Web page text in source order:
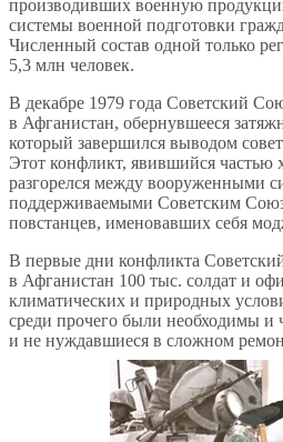
производивших военную
системы военной подготовки
Численный состав одной только
5,3 млн человек.
В декабре 1979 года Советский
в Афганистан, обернувшееся
который завершился выводом
Этот конфликт, явившийся частью
разгорелся между вооруженными
поддерживаемыми Советским
повстанцев, именовавших себя
В первые дни конфликта
в Афганистан 100 тыс. солдат и
климатических и природных
среди прочего были необходимы
и не нуждавшиеся в сложном